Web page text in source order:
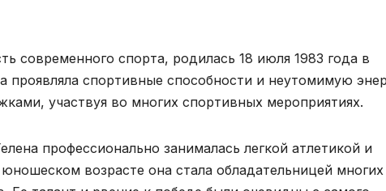
современного спорта, родилась 18 июля 1983 года в
спортивные способности и неутомимую
участвуя во многих спортивных мероприятиях.
профессионально занималась легкой атлетикой и
возрасте она стала обладательницей многих